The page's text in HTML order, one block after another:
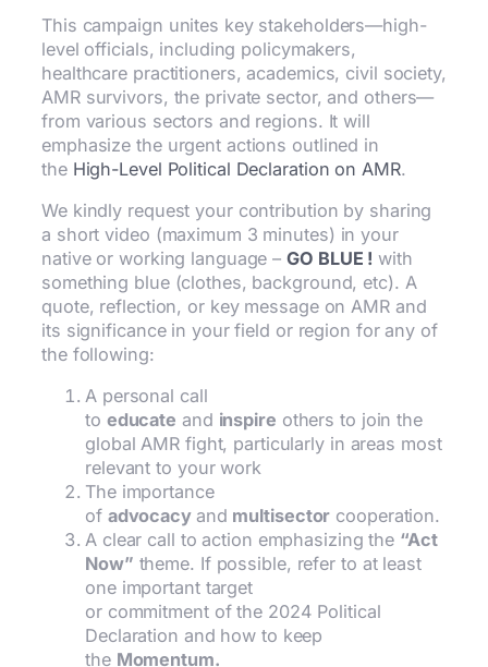
This campaign unites key stakeholders—high-
level officials, including policymakers,
healthcare practitioners, academics, civil society,
AMR survivors, the private sector, and others—
from various sectors and regions. It will
emphasize the urgent actions outlined in
the High-Level Political Declaration on AMR.
We kindly request your contribution by sharing
a short video (maximum 3 minutes) in your
native or working language –GO BLUE ! with
something blue (clothes, background, etc). A
quote, reflection, or key message on AMR and
its significance in your field or region for any of
the following:
A personal call
to educate and inspire others to join the
global AMR fight, particularly in areas most
relevant to your work
The importance
of advocacy and multisector cooperation.
A clear call to action emphasizing the “Act
Now” theme. If possible, refer to at least
one important target
or commitment of the 2024 Political
Declaration and how to keep
the Momentum.